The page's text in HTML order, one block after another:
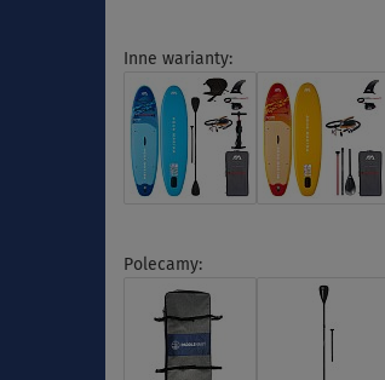
Inne warianty:
Polecamy: